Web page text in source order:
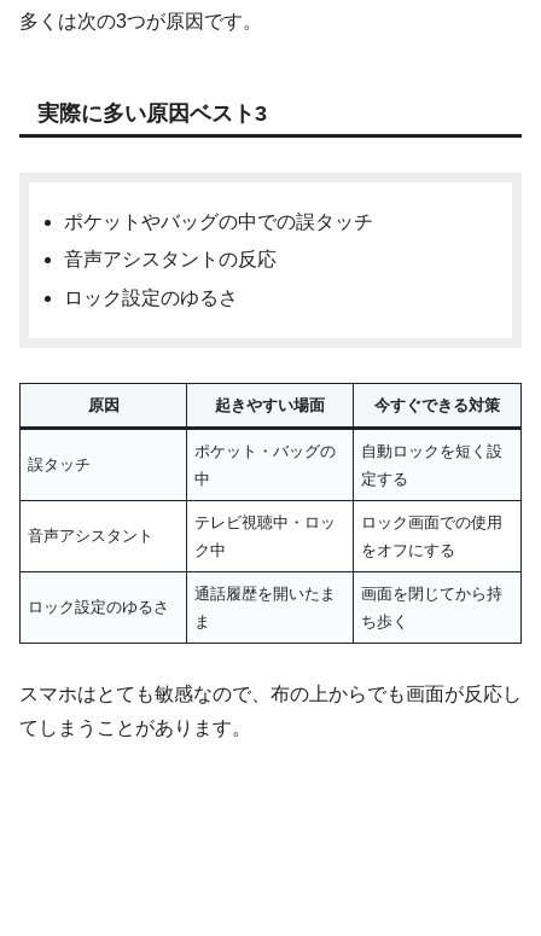
多くは次の3つが原因です。
実際に多い原因ベスト3
ポケットやバッグの中での誤タッチ
音声アシスタントの反応
ロック設定のゆるさ
原因 起きやすい場面 今すぐできる対策
誤タッチ
ポケット・バッグの
中
自動ロックを短く設
定する
音声アシスタント
テレビ視聴中・ロッ
ク中
ロック画面での使用
をオフにする
ロック設定のゆるさ
通話履歴を開いたま
ま
画面を閉じてから持
ち歩く
スマホはとても敏感なので、布の上からでも画面が反応し
てしまうことがあります。